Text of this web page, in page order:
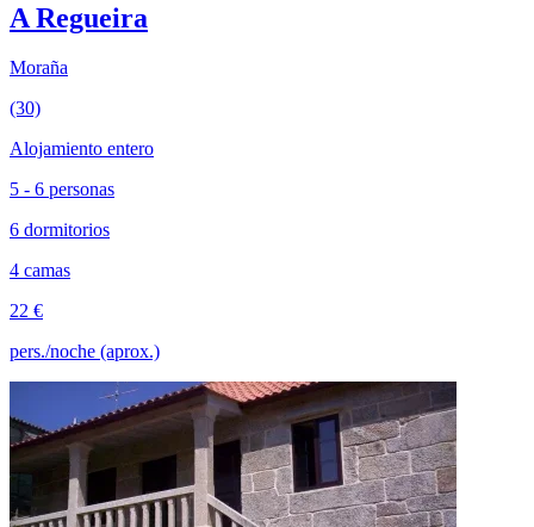
A Regueira
Moraña
(30)
Alojamiento entero
5 - 6 personas
6 dormitorios
4 camas
22 €
pers./noche (aprox.)